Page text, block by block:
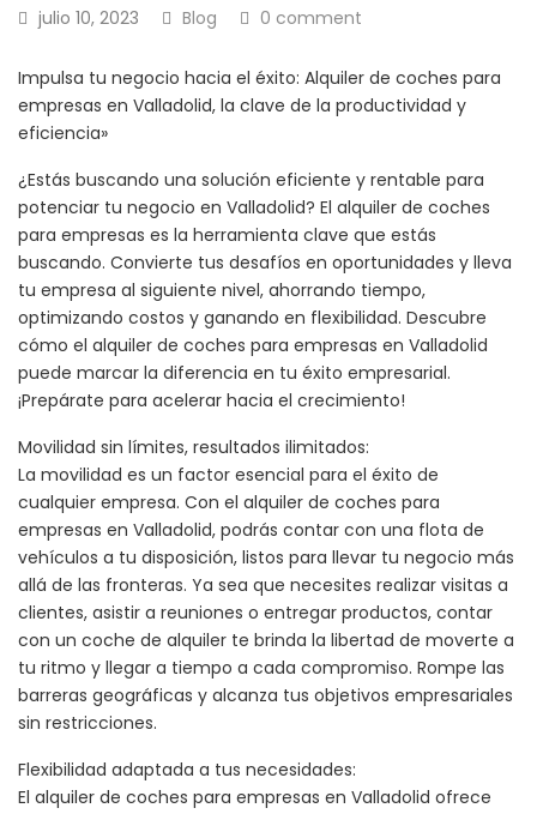
julio 10, 2023 Blog 0 comment
Impulsa tu negocio hacia el éxito: Alquiler de coches para
empresas en Valladolid, la clave de la productividad y
eficiencia»
¿Estás buscando una solución eficiente y rentable para
potenciar tu negocio en Valladolid? El alquiler de coches
para empresas es la herramienta clave que estás
buscando. Convierte tus desafíos en oportunidades y lleva
tu empresa al siguiente nivel, ahorrando tiempo,
optimizando costos y ganando en flexibilidad. Descubre
cómo el alquiler de coches para empresas en Valladolid
puede marcar la diferencia en tu éxito empresarial.
¡Prepárate para acelerar hacia el crecimiento!
Movilidad sin límites, resultados ilimitados:
La movilidad es un factor esencial para el éxito de
cualquier empresa. Con el alquiler de coches para
empresas en Valladolid, podrás contar con una flota de
vehículos a tu disposición, listos para llevar tu negocio más
allá de las fronteras. Ya sea que necesites realizar visitas a
clientes, asistir a reuniones o entregar productos, contar
con un coche de alquiler te brinda la libertad de moverte a
tu ritmo y llegar a tiempo a cada compromiso. Rompe las
barreras geográficas y alcanza tus objetivos empresariales
sin restricciones.
Flexibilidad adaptada a tus necesidades:
El alquiler de coches para empresas en Valladolid ofrece